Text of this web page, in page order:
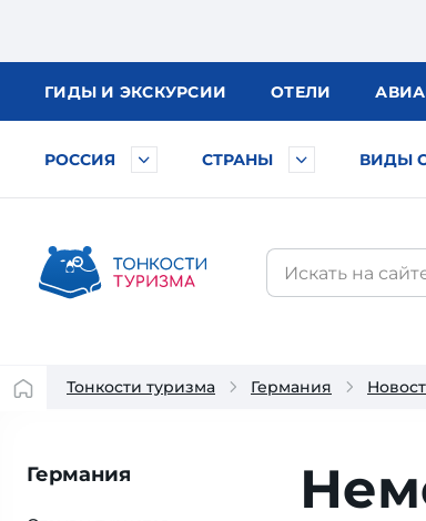
ГИДЫ И ЭКСКУРСИИ ОТЕЛИ АВИА
РОССИЯ СТРАНЫ ВИДЫ
Тонкости туризма Германия
Германия